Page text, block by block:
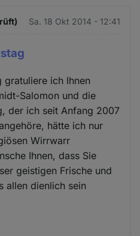
Sa. 18 Okt 2014 - 12:41
gratuliere ich Ihnen
Salomon und die
der ich seit Anfang 2007
hätte ich nur
Wirrwarr
Ihnen, dass Sie
geistigen Frische und
allen dienlich sein